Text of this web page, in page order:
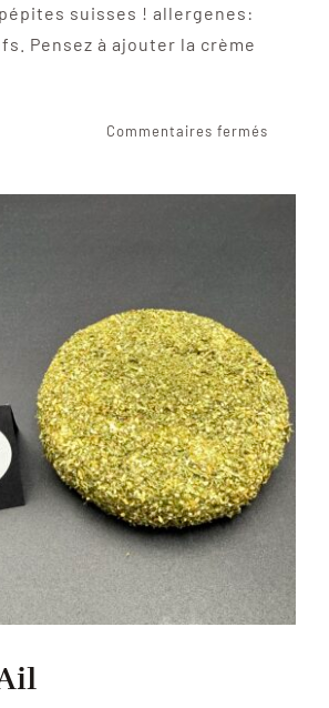
suisses ! allergenes:
Pensez à ajouter la crème
Commentaires fermés